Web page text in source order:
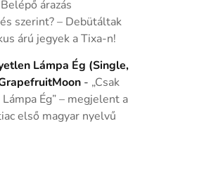
Belépő árazás
szerint? – Debütáltak
árú jegyek a Tixa-n!
Lámpa Ég (Single,
- „Csak
Ég” – megjelent a
első magyar nyelvű